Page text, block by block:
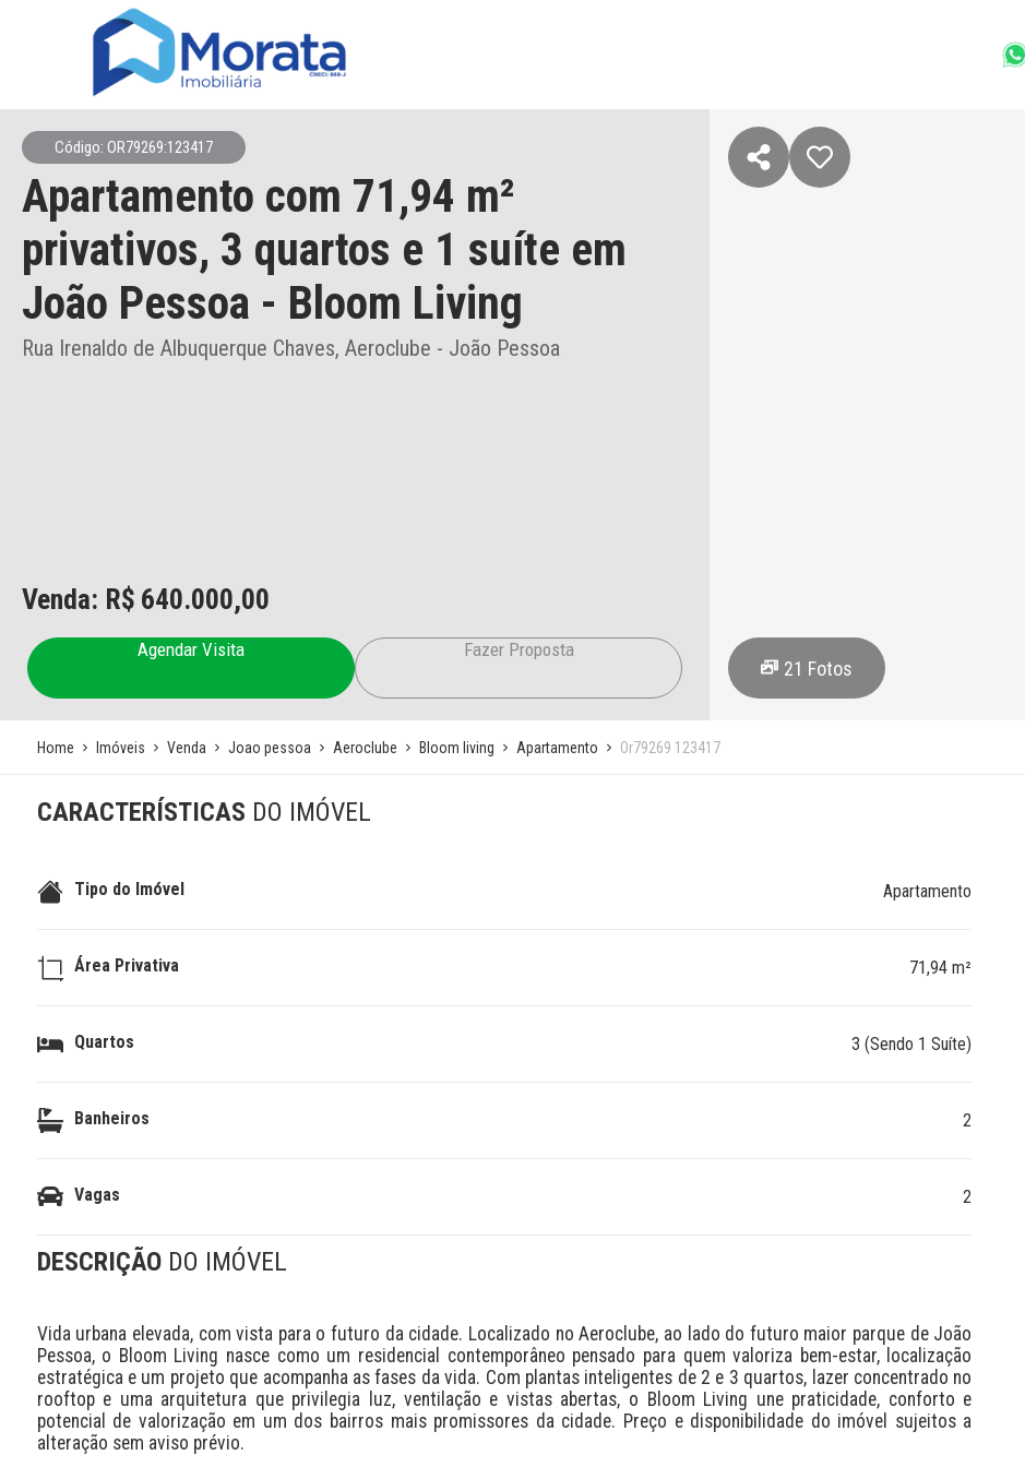
Código: OR79269:123417
Apartamento com 71,94 m²
privativos, 3 quartos e 1 suíte em
João Pessoa - Bloom Living
Rua Irenaldo de Albuquerque Chaves, Aeroclube - João Pessoa
Venda: R$ 640.000,00
Agendar Visita Fazer Proposta
21 Fotos
Home Imóveis Venda Joao pessoa Aeroclube Bloom living Apartamento Or79269 123417
CARACTERÍSTICAS DO IMÓVEL
Tipo do Imóvel Apartamento
Área Privativa 71,94 m²
Quartos 3 (Sendo 1 Suíte)
Banheiros 2
Vagas 2
DESCRIÇÃO DO IMÓVEL
Vida urbana elevada, com vista para o futuro da cidade. Localizado no Aeroclube, ao lado do futuro maior parque de João
Pessoa, o Bloom Living nasce como um residencial contemporâneo pensado para quem valoriza bem-estar, localização
estratégica e um projeto que acompanha as fases da vida. Com plantas inteligentes de 2 e 3 quartos, lazer concentrado no
rooftop e uma arquitetura que privilegia luz, ventilação e vistas abertas, o Bloom Living une praticidade, conforto e
potencial de valorização em um dos bairros mais promissores da cidade. Preço e disponibilidade do imóvel sujeitos a
alteração sem aviso prévio.